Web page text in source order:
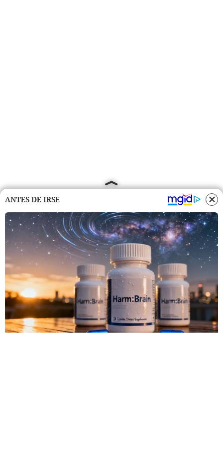
ANTES DE IRSE